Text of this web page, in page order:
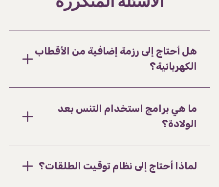
هل أحتاج إلى رزمة إضافية من الأقطاب
الكهربائية؟
ما هي برامج استخدام التنس بعد
الولادة؟
لماذا أحتاج إلى نظام توقيت الطلقات؟